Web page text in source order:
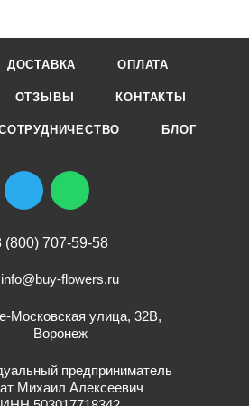
ДОСТАВКА ОПЛАТА
ОТЗЫВЫ КОНТАКТЫ
БЛОГ
(800) 707-59-58
info@buy-flowers.ru
Московская улица, 32В,
Воронеж
предприниматель
Михаил Алексеевич